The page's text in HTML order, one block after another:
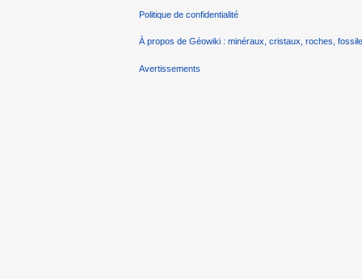
Politique de confidentialité
À propos de Géowiki : minéraux, cristaux, roches,
Avertissements